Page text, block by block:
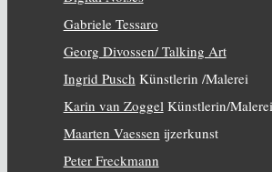
Gabriele Tessaro
Georg Divossen/ Talking Art
Ingrid Pusch Künstlerin /Malerei
Karin van Zoggel Künstlerin/Malerei
Maarten Vaessen ijzerkunst
Peter Freckmann